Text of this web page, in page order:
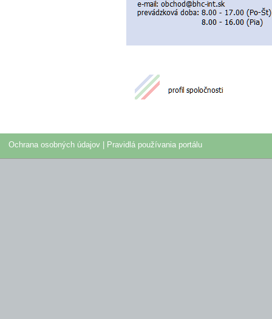
Ochrana osobných údajov Pravidlá používania portálu